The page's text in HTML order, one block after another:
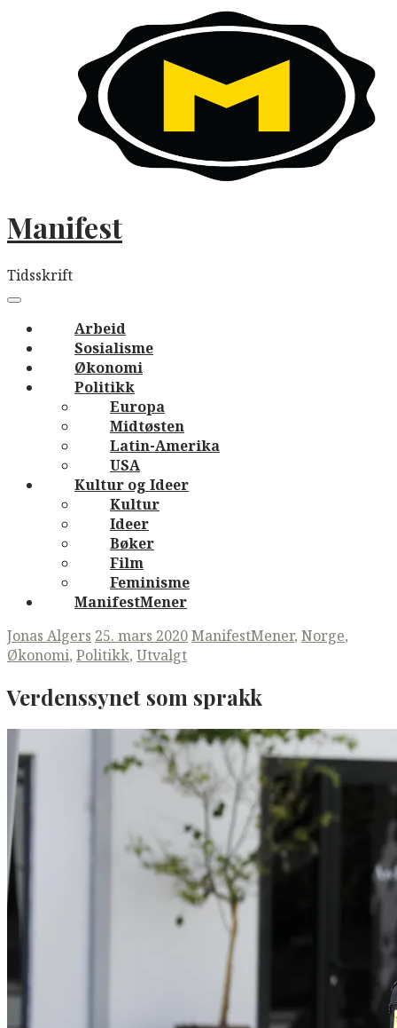
Manifest
Tidsskrift
navigation
Menu
Arbeid
Sosialisme
Økonomi
Politikk
Europa
Midtøsten
Latin-Amerika
USA
Kultur og Ideer
Kultur
Ideer
Bøker
Film
Feminisme
ManifestMener
Jonas Algers 25. mars 2020ManifestMener, Norge,
Økonomi, Politikk, Utvalgt
Verdenssynet som sprakk